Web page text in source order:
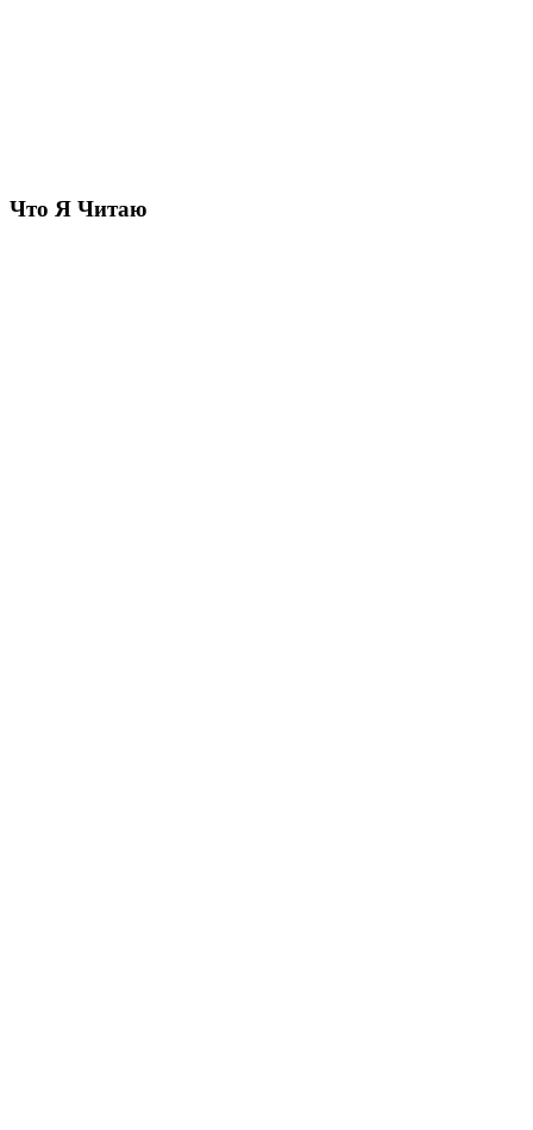
Что Я Читаю